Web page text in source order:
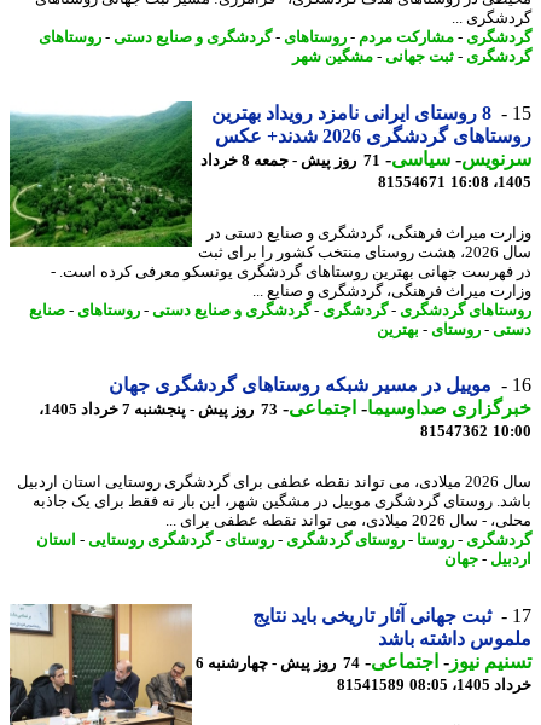
...
- مشارکت مردم- روستاهای-گردشگری و صنایع دستی-روستاهای
- ثبت جهانی-مشگین شهر
8 روستای ایرانی نامزد رویداد بهترین
گردشگری 2026 شدند+ عکس
-سیاسی-
71 روز پیش - جمعه 8 خرداد
81554671
میراث فرهنگی، گردشگری و صنایع دستی در
سال 2026، هشت روستای منتخب کشور را برای ثبت
جهانی بهترین روستاهای گردشگری یونسکو معرفی کرده است. -
میراث فرهنگی، گردشگری و صنایع ...
گردشگری- گردشگری- گردشگری و صنایع دستی-روستاهای-صنایع
-روستای-بهترین
موییل در مسیر شبکه روستاهای گردشگری جهان
صداوسیما-اجتماعی-
73 روز پیش - پنجشنبه 7 خرداد 1405،
81547362
سال 2026 میلادی، می تواند نقطه عطفی برای گردشگری روستایی استان اردبیل
روستای گردشگری موییل در مشگین شهر، این بار نه فقط برای یک جاذبه
میلادی، می تواند نقطه عطفی برای ...
- روستا-روستای گردشگری- روستای-گردشگری روستایی-استان
-جهان
ثبت جهانی آثار تاریخی باید نتایج
داشته باشد
نیوز-اجتماعی-
74 روز پیش - چهارشنبه 6
08:05
81541589